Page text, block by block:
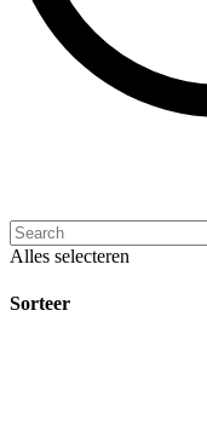
Alles selecteren
Sorteer